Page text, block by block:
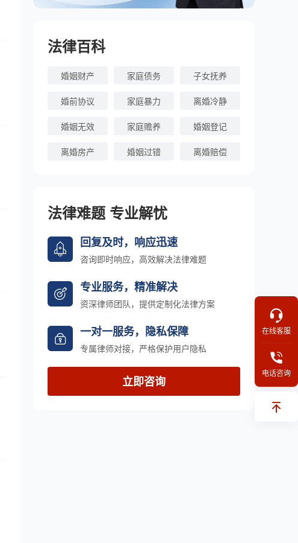
法律百科
婚姻财产 家庭债务 子女抚养
婚前协议 家庭暴力 离婚冷静
婚姻无效 家庭赡养 婚姻登记
离婚房产 婚姻过错 离婚赔偿
法律难题 专业解忧
回复及时，响应迅速
咨询即时响应，高效解决法律难题
专业服务，精准解决
资深律师团队，提供定制化法律方案
一对一服务，隐私保障
专属律师对接，严格保护用户隐私
立即咨询
在线客服
电话咨询